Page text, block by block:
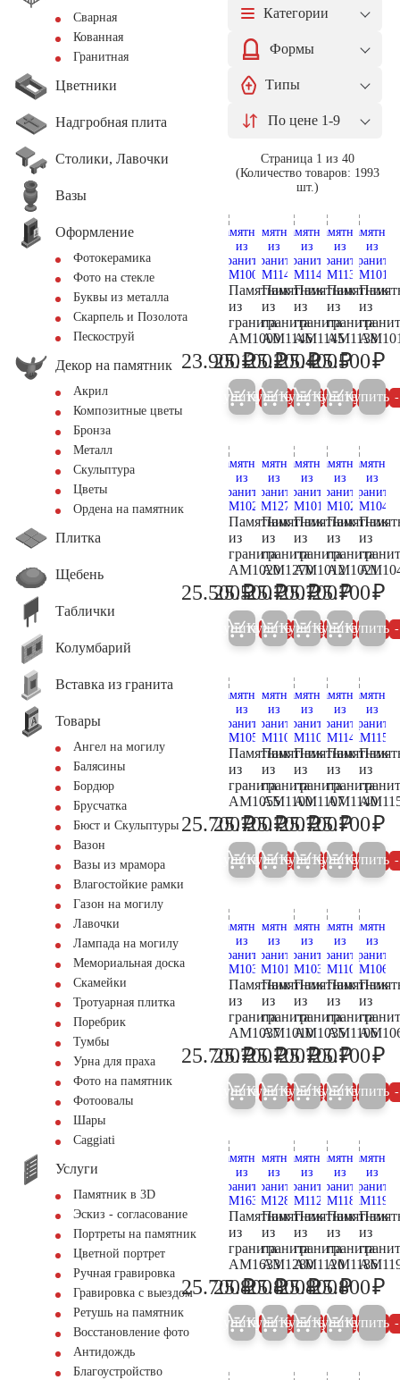
Сварная
Кованная
Гранитная
Цветники
Надгробная плита
Столики, Лавочки
Вазы
Оформление
Фотокерамика
Фото на стекле
Буквы из металла
Скарпель и Позолота
Пескоструй
Декор на памятник
Акрил
Композитные цветы
Бронза
Металл
Скульптура
Цветы
Ордена на памятник
Плитка
Щебень
Таблички
Колумбарий
Вставка из гранита
Товары
Ангел на могилу
Балясины
Бордюр
Брусчатка
Бюст и Скульптуры
Вазон
Вазы из мрамора
Влагостойкие рамки
Газон на могилу
Лавочки
Лампада на могилу
Мемориальная доска
Скамейки
Тротуарная плитка
Поребрик
Тумбы
Урна для праха
Фото на памятник
Фотоовалы
Шары
Сaggiati
Услуги
Памятник в 3D
Эскиз - согласование
Портреты на памятник
Цветной портрет
Ручная гравировка
Гравировка с выездом
Ретушь на памятник
Восстановление фото
Антидождь
Благоустройство
Категории
Формы
Типы
По цене 1-9
Страница 1 из 40
(Количество товаров: 1993
шт.)
Памятник
из
гранита
AM1000
25.200
23.900₽
Купить 5%
Памятник
из
гранита
AM1146
26.400
25.100₽
Купить 5%
Памятник
из
гранита
AM1145
26.500
25.200₽
Купить 5%
Памятник
из
гранита
AM1138
26.700
25.400₽
Купить 5%
из
25.500₽
Купить
Памятник
из
гранита
AM1020
26.800
25.500₽
Купить 5%
Памятник
из
гранита
AM1270
26.800
25.500₽
Купить 5%
Памятник
из
гранита
AM1012
27.100
25.700₽
Купить 5%
Памятник
из
гранита
AM1021
27.100
25.700₽
Купить 5%
из
25.700₽
Купить
Памятник
из
гранита
AM1055
27.100
25.700₽
Купить 5%
Памятник
из
гранита
AM1100
27.100
25.700₽
Купить 5%
Памятник
из
гранита
AM1107
27.100
25.700₽
Купить 5%
Памятник
из
гранита
AM1140
27.100
25.700₽
Купить 5%
из
25.700₽
Купить
Памятник
из
гранита
AM1037
27.100
25.700₽
Купить 5%
Памятник
из
гранита
AM1010
27.100
25.700₽
Купить 5%
Памятник
из
гранита
AM1035
27.100
25.700₽
Купить 5%
Памятник
из
гранита
AM1106
27.100
25.700₽
Купить 5%
из
25.700₽
Купить
Памятник
из
гранита
AM1633
27.100
25.700₽
Купить 5%
Памятник
из
гранита
AM1280
27.200
25.800₽
Купить 5%
Памятник
из
гранита
AM1120
27.200
25.800₽
Купить 5%
Памятник
из
гранита
AM1186
27.200
25.800₽
Купить 5%
из
25.800₽
Купить